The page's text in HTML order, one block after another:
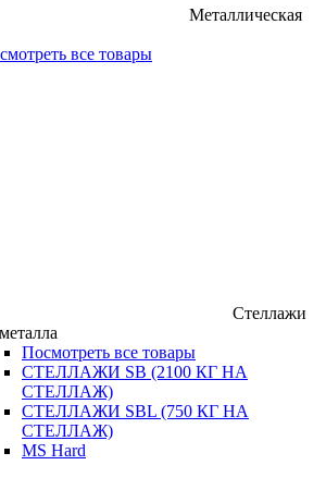
Металлическая
все товары
Стеллажи
Посмотреть все товары
СТЕЛЛАЖИ SB (2100 КГ НА
СТЕЛЛАЖ)
СТЕЛЛАЖИ SBL (750 КГ НА
СТЕЛЛАЖ)
MS Hard